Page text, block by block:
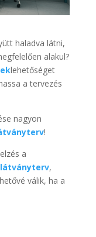
haladva látni,
alakul?
lehetőséget
a tervezés
nagyon
!
a
látványterv,
válik, ha a